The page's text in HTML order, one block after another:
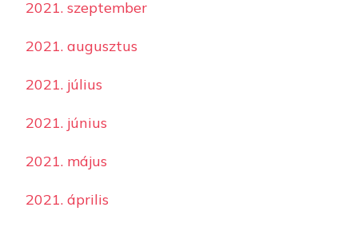
2021. szeptember
2021. augusztus
2021. július
2021. június
2021. május
2021. április